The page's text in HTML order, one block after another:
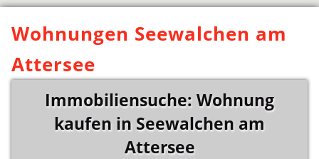
Wohnungen Seewalchen am
Attersee
Immobiliensuche: Wohnung
kaufen in Seewalchen am
Attersee